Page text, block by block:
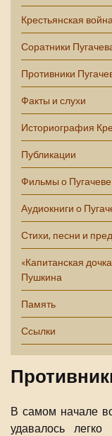
Крестьянская
Соратники
Противники
Факты и слухи
Историография
Публикации
Фильмы о Пугачеве
Аудиокниги о
Стихи, песни и
«Капитанская
Пушкина
Память
Ссылки
В самом начале
удавалось легко